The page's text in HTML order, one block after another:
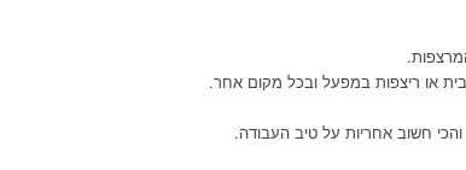
או ריצפות במפעל ובכל מקום אחר.
חשוב אחריות על טיב העבודה.